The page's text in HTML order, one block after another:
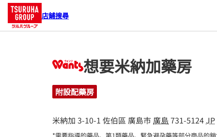
店鋪搜尋
想要米納加藥房
附設配藥房
米納加 3-10-1 佐伯區 廣島市 廣島731-5124JP